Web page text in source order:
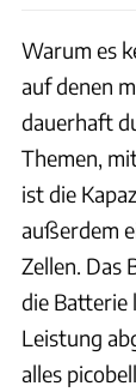
Warum es
auf denen
dauerhaft
Themen,
ist die
außerdem
Zellen. Das
die Batterie
Leistung
alles